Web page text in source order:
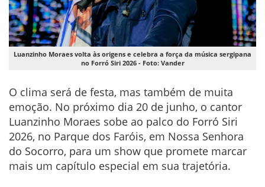
Luanzinho Moraes volta às origens e celebra a força da música sergipana
no Forró Siri 2026 - Foto: Vander
O clima será de festa, mas também de muita
emoção. No próximo dia 20 de junho, o cantor
Luanzinho Moraes sobe ao palco do Forró Siri
2026, no Parque dos Faróis, em Nossa Senhora
do Socorro, para um show que promete marcar
mais um capítulo especial em sua trajetória.